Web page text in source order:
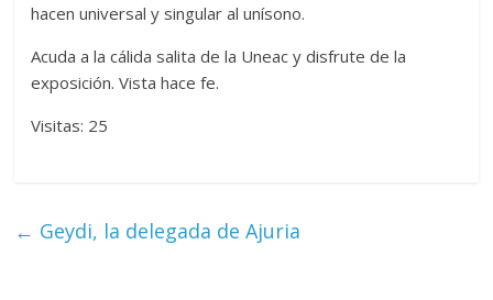
hacen universal y singular al unísono.
Acuda a la cálida salita de la Uneac y disfrute de la
exposición. Vista hace fe.
Visitas: 25
← Geydi, la delegada de Ajuria